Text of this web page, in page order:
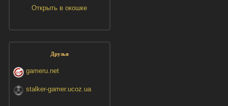
Открыть в окошке
Друзья
gameru.net
stalker-gamer.ucoz.ua